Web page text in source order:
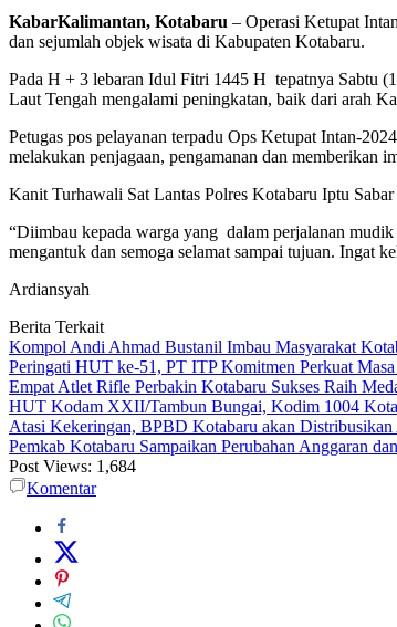
KabarKalimantan, Kotabaru – Operasi Ketupat
dan sejumlah objek wisata di Kabupaten Kotabaru.
Pada H + 3 lebaran Idul Fitri 1445 H tepatnya Sabtu
Laut Tengah mengalami peningkatan, baik dari arah
Petugas pos pelayanan terpadu Ops Ketupat Intan-
melakukan penjagaan, pengamanan dan memberikan
Kanit Turhawali Sat Lantas Polres Kotabaru Iptu
“Diimbau kepada warga yang dalam perjalanan mudik
mengantuk dan semoga selamat sampai tujuan. Ingat
Ardiansyah
Berita Terkait
Kompol Andi Ahmad Bustanil Imbau Masyarakat
Peringati HUT ke-51, PT ITP Komitmen Perkuat
Empat Atlet Rifle Perbakin Kotabaru Sukses Raih
HUT Kodam XXII/Tambun Bungai, Kodim 1004
Atasi Kekeringan, BPBD Kotabaru akan
Pemkab Kotabaru Sampaikan Perubahan Anggaran
Post Views: 1,684
Komentar